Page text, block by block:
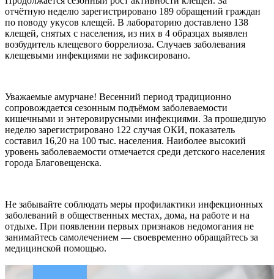
отчётную неделю зарегистрировано 189 обращений граждан
по поводу укусов клещей. В лабораторию доставлено 138
клещей, снятых с населения, из них в 4 образцах выявлен
возбудитель клещевого боррелиоза. Случаев заболевания
клещевыми инфекциями не зафиксировано.
Уважаемые амурчане! Весенний период традиционно
сопровождается сезонным подъёмом заболеваемости
кишечными и энтеровирусными инфекциями. За прошедшую
неделю зарегистрировано 122 случая ОКИ, показатель
составил 16,20 на 100 тыс. населения. Наиболее высокий
уровень заболеваемости отмечается среди детского населения
города Благовещенска.
Не забывайте соблюдать меры профилактики инфекционных
заболеваний в общественных местах, дома, на работе и на
отдыхе. При появлении первых признаков недомогания не
занимайтесь самолечением — своевременно обращайтесь за
медицинской помощью.